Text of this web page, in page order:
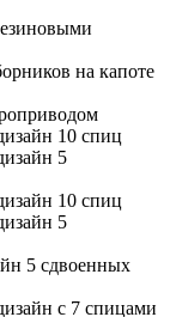
на капоте
10 спиц
5
10 спиц
5
5 сдвоенных
с 7 спицами